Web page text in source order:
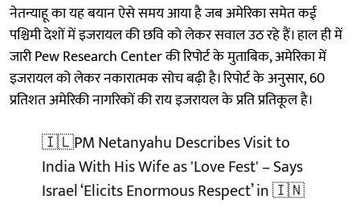
नेतन्याहू का यह बयान ऐसे समय आया है जब अमेरिका समेत कई
पश्चिमी देशों में इजरायल की छवि को लेकर सवाल उठ रहे हैं। हाल ही में
जारी Pew Research Center की रिपोर्ट के मुताबिक, अमेरिका में
इजरायल को लेकर नकारात्मक सोच बढ़ी है। रिपोर्ट के अनुसार, 60
प्रतिशत अमेरिकी नागरिकों की राय इजरायल के प्रति प्रतिकूल है।
🇮🇱PM Netanyahu Describes Visit to
India With His Wife as 'Love Fest' – Says
Israel ‘Elicits Enormous Respect’ in 🇮🇳